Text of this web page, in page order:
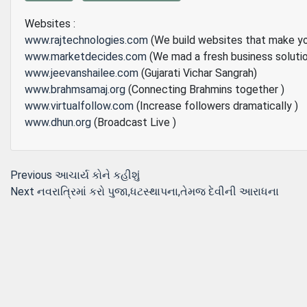
Websites :
www.rajtechnologies.com (We build websites that make
www.marketdecides.com (We mad a fresh business
www.jeevanshailee.com (Gujarati Vichar Sangrah)
www.brahmsamaj.org (Connecting Brahmins together )
www.virtualfollow.com (Increase followers dramatically )
www.dhun.org (Broadcast Live )
Post
navigation
Previous Previous
post:
આચાર્ય કોને કહીશું
Next Next
નવરાત્રિમાં કરો પુજા,ધટસ્થાપના,તેમજ દેવીની આરાધના